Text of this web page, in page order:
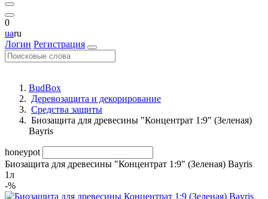
0
uaru
Логин Регистрация
BudBox
Деревозащита и декорирование
Средства защиты
Биозащита для древесины "Концентрат 1:9" (Зеленая)
Bayris
honeypot
Биозащита для древесины "Концентрат 1:9" (Зеленая) Bayris
1л
-%